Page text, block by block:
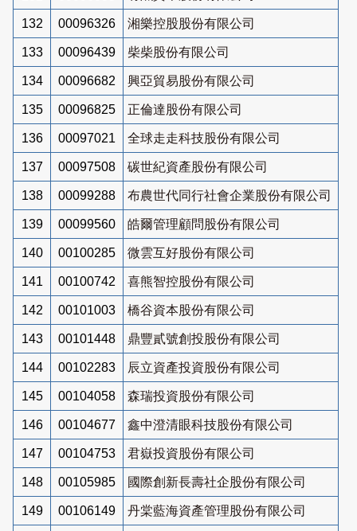
132 00096326 湘樂控股股份有限公司
133 00096439 柴柴股份有限公司
134 00096682 興亞貿易股份有限公司
135 00096825 正倫達股份有限公司
136 00097021 全球走走科技股份有限公司
137 00097508 碳世紀資產股份有限公司
138 00099288 布農世代同行社會企業股份有限公司
139 00099560 皓爾管理顧問股份有限公司
140 00100285 微雲互好股份有限公司
141 00100742 喜熊智控股份有限公司
142 00101003 橋谷資本股份有限公司
143 00101448 鼎豐貳號創投股份有限公司
144 00102283 辰立資產投資股份有限公司
145 00104058 森瑞投資股份有限公司
146 00104677 鑫中澄清眼科技股份有限公司
147 00104753 君嶽投資股份有限公司
148 00105985 國際創新長壽社企股份有限公司
149 00106149 丹棠藍海資產管理股份有限公司